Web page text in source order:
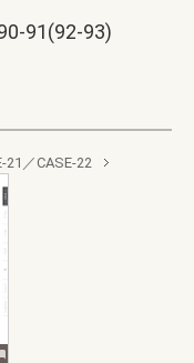
91(92-93)
21／CASE-22